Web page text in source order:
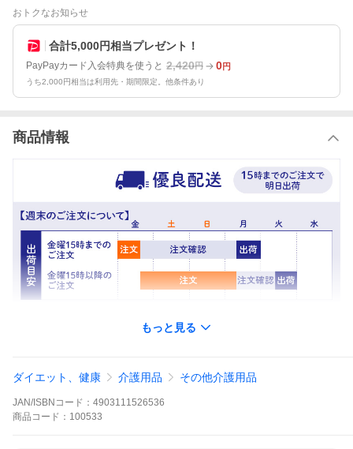
おトクなお知らせ
合計5,000円相当プレゼント！
PayPayカード入会特典を使うと 2,420円 0円
うち2,000円相当は利用先・期間限定。他条件あり
商品情報
もっと見る
ダイエット、健康 介護用品 その他介護用品
JAN/ISBNコード： 4903111526536
商品 コード： 100533